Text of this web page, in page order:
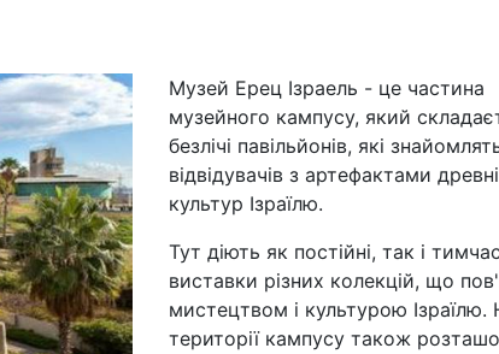
Музей Ерец Ізраель - це частина
музейного кампусу, який
безлічі павільйонів, які
відвідувачів з артефактами
культур Ізраїлю.
Тут діють як постійні, так і
виставки різних колекцій, що
мистецтвом і культурою Ізраїлю.
території кампусу також